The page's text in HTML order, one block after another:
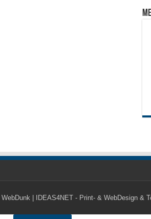
WebDunk | IDEAS4NET - Print- & WebDesign &